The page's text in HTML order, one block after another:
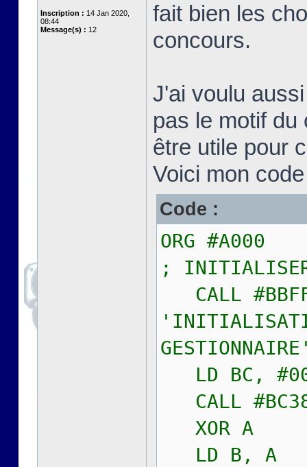
Inscription : 14 Jan 2020,
08:44
Message(s) : 12
fait bien les
concours.
J'ai voulu
pas le motif
être utile pour
Voici mon
Code :
ORG #A000
; INITIALISER
CALL
LD BC,
CALL
XOR A
LD B, A